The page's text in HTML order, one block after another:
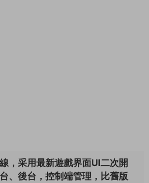
，采用最新遊戲界面UI二次開
、後台，控制端管理，比舊版